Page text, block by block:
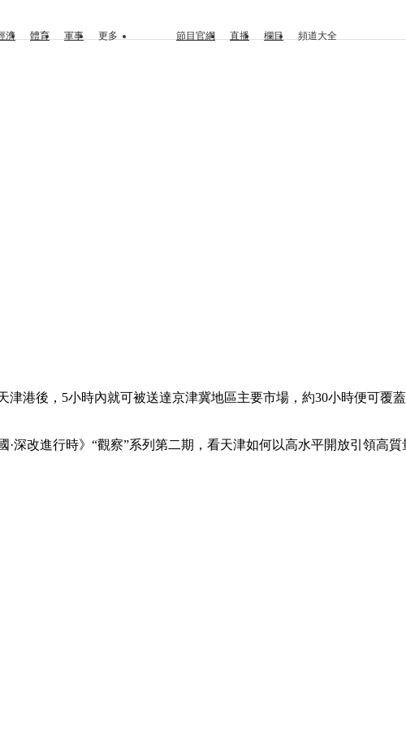
濟 體育 軍事 更多 節目官網 直播 欄目 頻道大全
港後，5小時內就可被送達京津冀地區主要市場，約30小時便可覆
深改進行時》“觀察”系列第二期，看天津如何以高水平開放引領高質